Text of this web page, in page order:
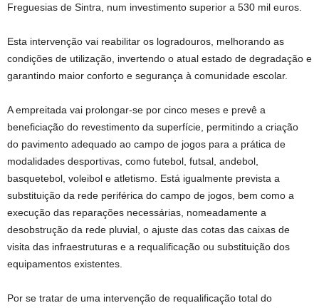
Freguesias de Sintra, num investimento superior a 530 mil euros.
Esta intervenção vai reabilitar os logradouros, melhorando as
condições de utilização, invertendo o atual estado de degradação e
garantindo maior conforto e segurança à comunidade escolar.
A empreitada vai prolongar-se por cinco meses e prevê a
beneficiação do revestimento da superfície, permitindo a criação
do pavimento adequado ao campo de jogos para a prática de
modalidades desportivas, como futebol, futsal, andebol,
basquetebol, voleibol e atletismo. Está igualmente prevista a
substituição da rede periférica do campo de jogos, bem como a
execução das reparações necessárias, nomeadamente a
desobstrução da rede pluvial, o ajuste das cotas das caixas de
visita das infraestruturas e a requalificação ou substituição dos
equipamentos existentes.
Por se tratar de uma intervenção de requalificação total do